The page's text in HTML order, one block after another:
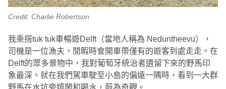
Credit: Charlie Robertson
我乘搭tuk tuk車暢遊Delft（當地人稱為 Neduntheevu），
司機是一位漁夫，閒暇時會開車帶僅有的遊客到處走走。在
Delft的眾多景物中，我對葡萄牙統治者遺留下來的野馬印
象最深。就在我們駕車駛至小島的偏遠一隅時，看到一大群
野馬在水坑旁嬉鬧和喝水，蔚為奇觀。